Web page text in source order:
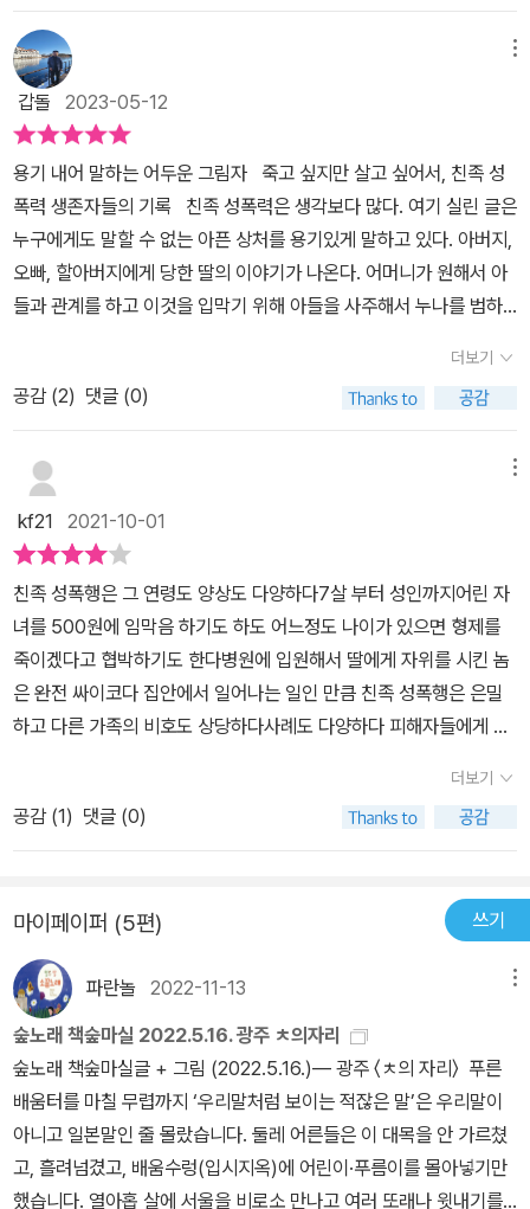
노릴까요. 어릴 적부터 집에서 어버이하고 한또래는 무엇을 보여주거
나 들려주는 삶인가요. 집이 헝클어졌다면, 마을하고 배움터는 사람
들을 붙잡아 주거나 이끄는 몫을 할 수 없는가요. 제가 나고자란 인천
에서도, 오늘 살아가는 전남 고흥에서도, 둘레를 보면 노닥술집(유흥
주점)이 끔찍하도록 많습니다. 시골 면소재지조차 노닥술집이 있고,
흥청망청입니다. 술 한 모금이 나쁘다고는 여기지 않습니다만, 왜 나
눔술이 아닌 노닥술이어야 할까요? 왜 숱한 사내하고 벼슬꾼하고 돈
바치는 어디에서 돈이 쏟아지기에 노닥술집에서 흥청망청일 수 있을
까요? 사랑으로 살림을 지어 삶을 나누는 길을 본 적도 배운 적도 들
은 적도 없는 이들은 돌이순이를 안 가리고서 아랫도리를 괴롭히거나
짓밟는다고 느낍니다. 둘레를 봐요. 돌이만 우글거리는 푸른배움터는
몹시 사납습니다. 순이돌이가 함께 다니는 푸른배움터도 나날이 사납
야기하며 그릴 수 있어야겠다고 생각합니다. 아이들을 어린이집이나
배움터에 밀어넣기 앞서, 왜 배우고 무엇을 가르치는지 짚을 노릇이
라고 생각합니다. 암꽃하고 수꽃이 없으면 씨앗도 열매도 맺을 수 없
는 풀꽃나무입니다. 순이하고 돌이가 없으면 사람이란 가뭇없이 사라
집니다. 무엇을 보아야 할까요? 어느 길을 가야 할까요? 10월 1일을
‘국군날’이라 하면서, 무시무시한 총칼을 희번덕일 뿐 아니라, 칼이랑
몽둥이를 쥐고서 저놈(적군)을 날렵하게 죽이거나 때려눕히는 짓을
‘무술시범’이랍시고 아이들한테 버젓이 보여주는 나라입니다. 우리나
짓는 보금자리를 수수하게 들려준 적은 얼마나 될까요? 피멍이 맺히
는 까닭은 한둘이 아닙니다. 숱한 바보짓이 얼크러지면서 불거집니
다. 언제나 오늘이 사랑할 때입니다. ‘살섞기’가 아닌 사랑을 할 때입
습니다. 어릴 적부터 싸움터(군대)에 이르기까지, 또 일터(회사)에서
마저 숱한 돌이도 노리개질에 시달리는데, 순이 곁에서 돌이도 목소
리를 함께 내어 이 썩어빠진 나라와 틀거리를 이제부터 뜯어고칠 수
있기를 빕니다.ㅅㄴㄹ다수의 사람이 내 경험을 불편하게 여기는 일은
내가 나를 ‘정상’이 아니라고 여기게 만들었다. (23쪽)긴 침묵 끝에
내놓은 엄마의 답변은 정말 최악이었다. “그래도 가족인데 어떻게 하
겠니?” (34쪽)나는 아빠가 내가 어려을 때 한 짓을 범죄라고 일갈했
다. 아빠는 그저 내가 귀여워서 했던 장난이었다며 미안하다고 사과
했다. 내 경험은 그저 개인의 문제일까? 사촌 오빠는 내게 왜 그랬을
갑돌 2023-05-12
용기 내어 말하는 어두운 그림자 죽고 싶지만 살고 싶어서, 친족 성
폭력 생존자들의 기록 친족 성폭력은 생각보다 많다. 여기 실린 글은
누구에게도 말할 수 없는 아픈 상처를 용기있게 말하고 있다. 아버지,
오빠, 할아버지에게 당한 딸의 이야기가 나온다. 어머니가 원해서 아
들과 관계를 하고 이것을 입막기 위해 아들을 사주해서 누나를 범하
폭력과 술이 성폭력으로 이어진다. 그러나 부유한 가정에서도 이러한
일은 벌어진다. 이들을 돕는 쉼터와 성폭력 상담소와 치유센타가 있
다. 우리 주위에 알게 모르게 당하는 피해자는 평생 상처를 안고 살아
면 행복하고 아름다운 삶을 살았을 피해자들의 증언이다. 죽지 못해
생존하는 사람들은 작은 말하기 자조 모임을 갖고 연대하고 있다. 그
들은 치료를 받으면서 반성폭력 활동가로 일하고 있다. 상담가로 심
리학과 사회복지를 공부하며 내일을 꿈꾸고 있다. 어느 사회에서나
성폭력 가해자의 80퍼센트는 아는 사람이고, 그중 30퍼센트 이상은
친족 성폭력이다. 즉 가족 내 성폭력은 통념과 달리 흔하게 발생하는
여성에 대한 폭력이다. 이렇게 빈발하는 폭력이면서, 이토록 비가시
화되고 피해자의 목소리가 억압당하는 인간사가 있을까. 친족 성폭력
피해자를 가장 ‘미치게 하는’ 상황은, 가족 구성원을 비롯해 피해자의
면서 도피처를 만들고자 했다. 검색 창 안에 던진 내 질문에 나와 비슷
한 고통을 겪고 있는 사람들의 절규가 몇 페이지씩이나 쏟아졌다. 그
경험들이 아파서 그들의 고민이 오물처럼 여겨졌고, 네이버는 그 오
물을 받아내는 변기 같았다. 부모님이나 선생님께 알리라는 네티즌들
의 댓글을 보고 나는 용기 내서 4년 만에 부모님께 이 사실을 말했다.
(p.92)
더보기
공감 (2) 댓글 (0)
kf21 2021-10-01
친족 성폭행은 그 연령도 양상도 다양하다7살 부터 성인까지어린 자
녀를 500원에 임막음 하기도 하도 어느정도 나이가 있으면 형제를
죽이겠다고 협박하기도 한다병원에 입원해서 딸에게 자위를 시킨 놈
은 완전 싸이코다 집안에서 일어나는 일인 만큼 친족 성폭행은 은밀
하고 다른 가족의 비호도 상당하다사례도 다양하다 피해자들에게 집
몇 있다 그래야만 견딜 수 있다는 것 같다 피해자는 너의 잘못이 아
니라는 것을 알아야한다너의 잘못이 아니야- P142
더보기
공감 (1) 댓글 (0)
마이페이퍼 (5편) 쓰기
파란놀 2022-11-13
숲노래 책숲마실 2022.5.16. 광주 ㅊ의자리
숲노래 책숲마실글 + 그림 (2022.5.16.)― 광주 〈ㅊ의 자리〉 푸른
배움터를 마칠 무렵까지 ‘우리말처럼 보이는 적잖은 말’은 우리말이
아니고 일본말인 줄 몰랐습니다. 둘레 어른들은 이 대목을 안 가르쳤
고, 흘려넘겼고, 배움수렁(입시지옥)에 어린이·푸름이를 몰아넣기만
했습니다. 열아홉 살에 서울을 비로소 만나고 여러 또래나 윗내기를